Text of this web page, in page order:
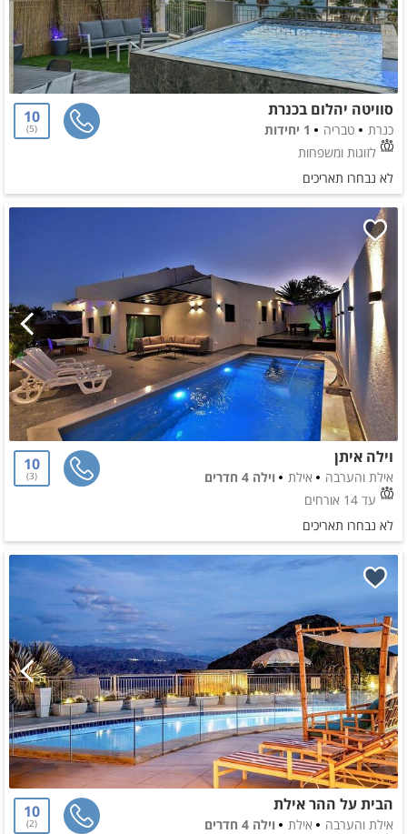
סוויטה יהלום בכנרת
כנרת טבריה
1 יחידות
לזוגות ומשפחות
10
5
לא נבחרו תאריכים
וילה איתן
אילת והערבה אילת
וילה 4 חדרים
עד 14 אורחים
10
3
לא נבחרו תאריכים
הבית על ההר אילת
אילת והערבה אילת
וילה 4 חדרים
10
2